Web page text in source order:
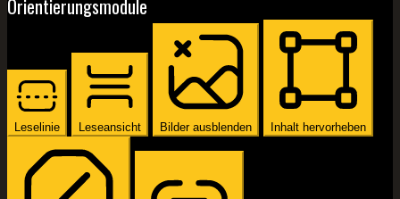
Orientierungsmodule
Leselinie Leseansicht Bilder ausblenden Inhalt hervorheben